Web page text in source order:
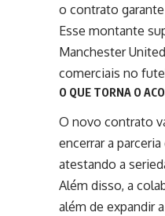
o contrato
Esse montante
Manchester
comerciais no
O QUE TORNA O
O novo contrato
encerrar a
atestando a
Além disso, a
além de expandir